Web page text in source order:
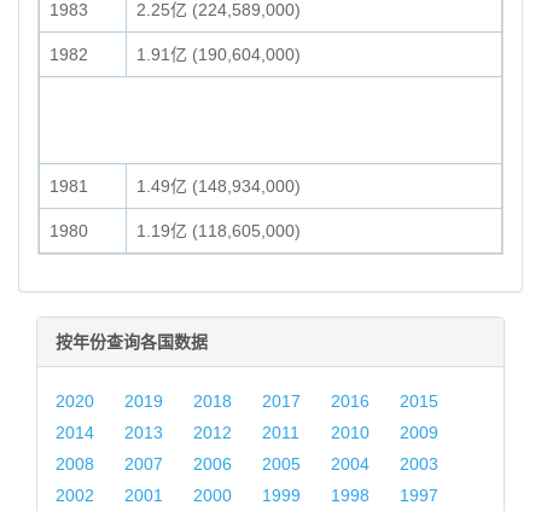
1983 2.25亿 (224,589,000)
1982 1.91亿 (190,604,000)
1981 1.49亿 (148,934,000)
1980 1.19亿 (118,605,000)
按年份查询各国数据
2020 2019 2018 2017 2016
2015
2014
2013 2012 2011 2010
2009
2008
2007 2006 2005 2004
2003
2002
2001 2000 1999 1998
1997